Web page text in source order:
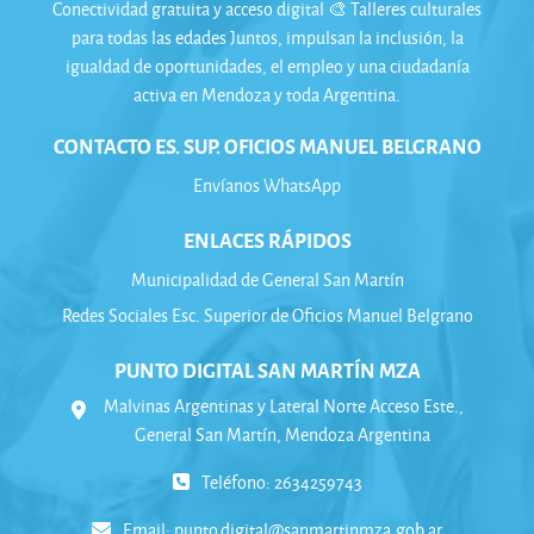
Conectividad gratuita y acceso digital 🎨 Talleres culturales
para todas las edades Juntos, impulsan la inclusión, la
igualdad de oportunidades, el empleo y una ciudadanía
activa en Mendoza y toda Argentina.
CONTACTO ES. SUP. OFICIOS MANUEL BELGRANO
Envíanos WhatsApp
ENLACES RÁPIDOS
Municipalidad de General San Martín
Redes Sociales Esc. Superior de Oficios Manuel Belgrano
PUNTO DIGITAL SAN MARTÍN MZA
Malvinas Argentinas y Lateral Norte Acceso Este.,
General San Martín, Mendoza Argentina
Teléfono: 2634259743